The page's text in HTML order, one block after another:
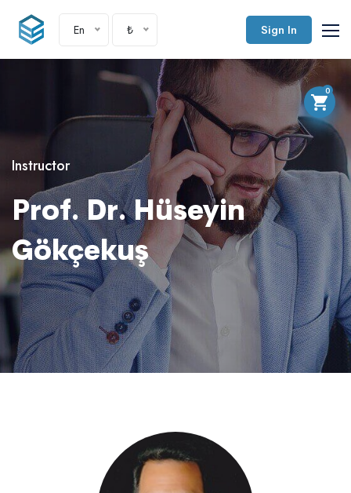
En ₺ Sign In
0
Instructor
Prof. Dr. Hüseyin
Gökçekuş